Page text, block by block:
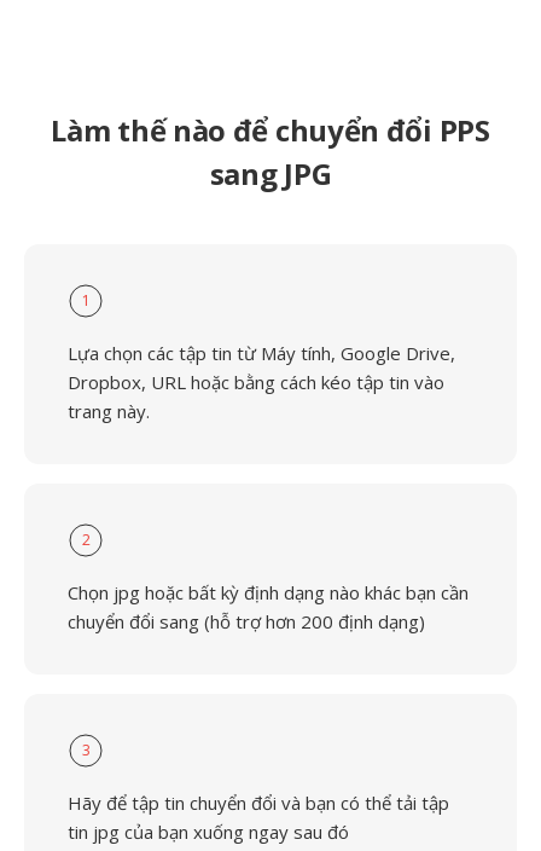
Làm thế nào để chuyển đổi PPS
sang JPG
1
Lựa chọn các tập tin từ Máy tính, Google Drive,
Dropbox, URL hoặc bằng cách kéo tập tin vào
trang này.
2
Chọn jpg hoặc bất kỳ định dạng nào khác bạn cần
chuyển đổi sang (hỗ trợ hơn 200 định dạng)
3
Hãy để tập tin chuyển đổi và bạn có thể tải tập
tin jpg của bạn xuống ngay sau đó